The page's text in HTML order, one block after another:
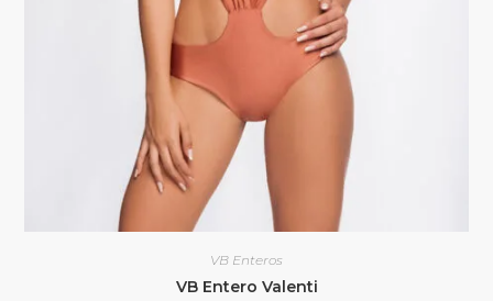
VB Enteros
VB Entero Valenti